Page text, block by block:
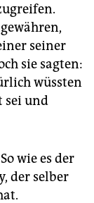
seiner
sie sagten:
wüssten
sei und
wie es der
der selber